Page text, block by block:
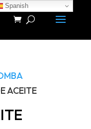
ACEITE
Spanish